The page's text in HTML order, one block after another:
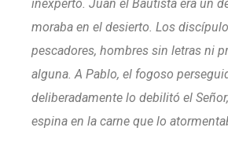
inexperto. Juan el Bautista era un
moraba en el desierto. Los
pescadores, hombres sin letras ni
alguna. A Pablo, el fogoso
deliberadamente lo debilitó el
espina en la carne que lo